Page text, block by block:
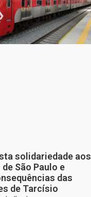
solidariedade aos
São Paulo e
das
de Tarcísio